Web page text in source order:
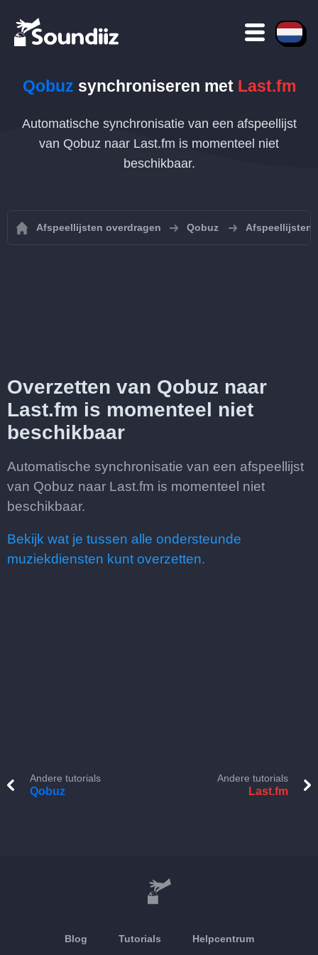
Qobuz synchroniseren met Last.fm
Automatische synchronisatie van een afspeellijst
van Qobuz naar Last.fm is momenteel niet
beschikbaar.
Afspeellijsten overdragen Qobuz Afspeellijsten
Overzetten van Qobuz naar
Last.fm is momenteel niet
beschikbaar
Automatische synchronisatie van een afspeellijst
van Qobuz naar Last.fm is momenteel niet
beschikbaar.
Bekijk wat je tussen alle ondersteunde
muziekdiensten kunt overzetten.
Andere tutorials
Qobuz
Andere tutorials
Last.fm
Blog Tutorials Helpcentrum